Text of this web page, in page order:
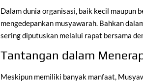
Dalam dunia organisasi, baik kecil maupun
mengedepankan musyawarah. Bahkan
sering diputuskan melalui rapat bersama
Tantangan dalam
Meskipun memiliki banyak manfaat,